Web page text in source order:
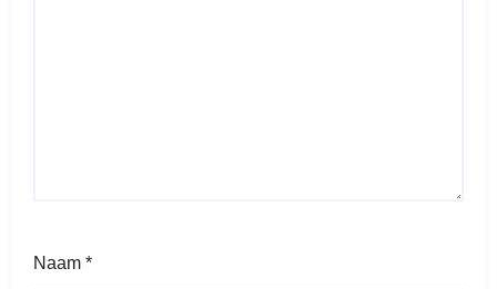
Naam *